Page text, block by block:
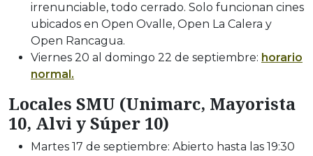
irrenunciable, todo cerrado. Solo funcionan cines
ubicados en Open Ovalle, Open La Calera y
Open Rancagua.
Viernes 20 al domingo 22 de septiembre: horario
normal.
Locales SMU (Unimarc, Mayorista
10, Alvi y Súper 10)
Martes 17 de septiembre: Abierto hasta las 19:30